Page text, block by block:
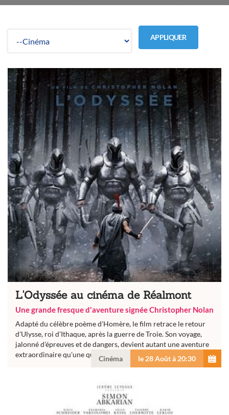
APPLIQUER
L'Odyssée au cinéma de Réalmont
Une grande fresque d'aventure signée Christopher Nolan
Adapté du célèbre poème d'Homère, le film retrace le retour
d'Ulysse, roi d'Ithaque, après la guerre de Troie. Son voyage,
jalonné d'épreuves et de dangers, devient autant une aventure
extraordinaire qu'une quête...Cinéma le 28 Août à 20:30